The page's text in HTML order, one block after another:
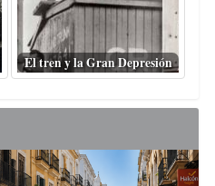
El tren y la Gran Depresión